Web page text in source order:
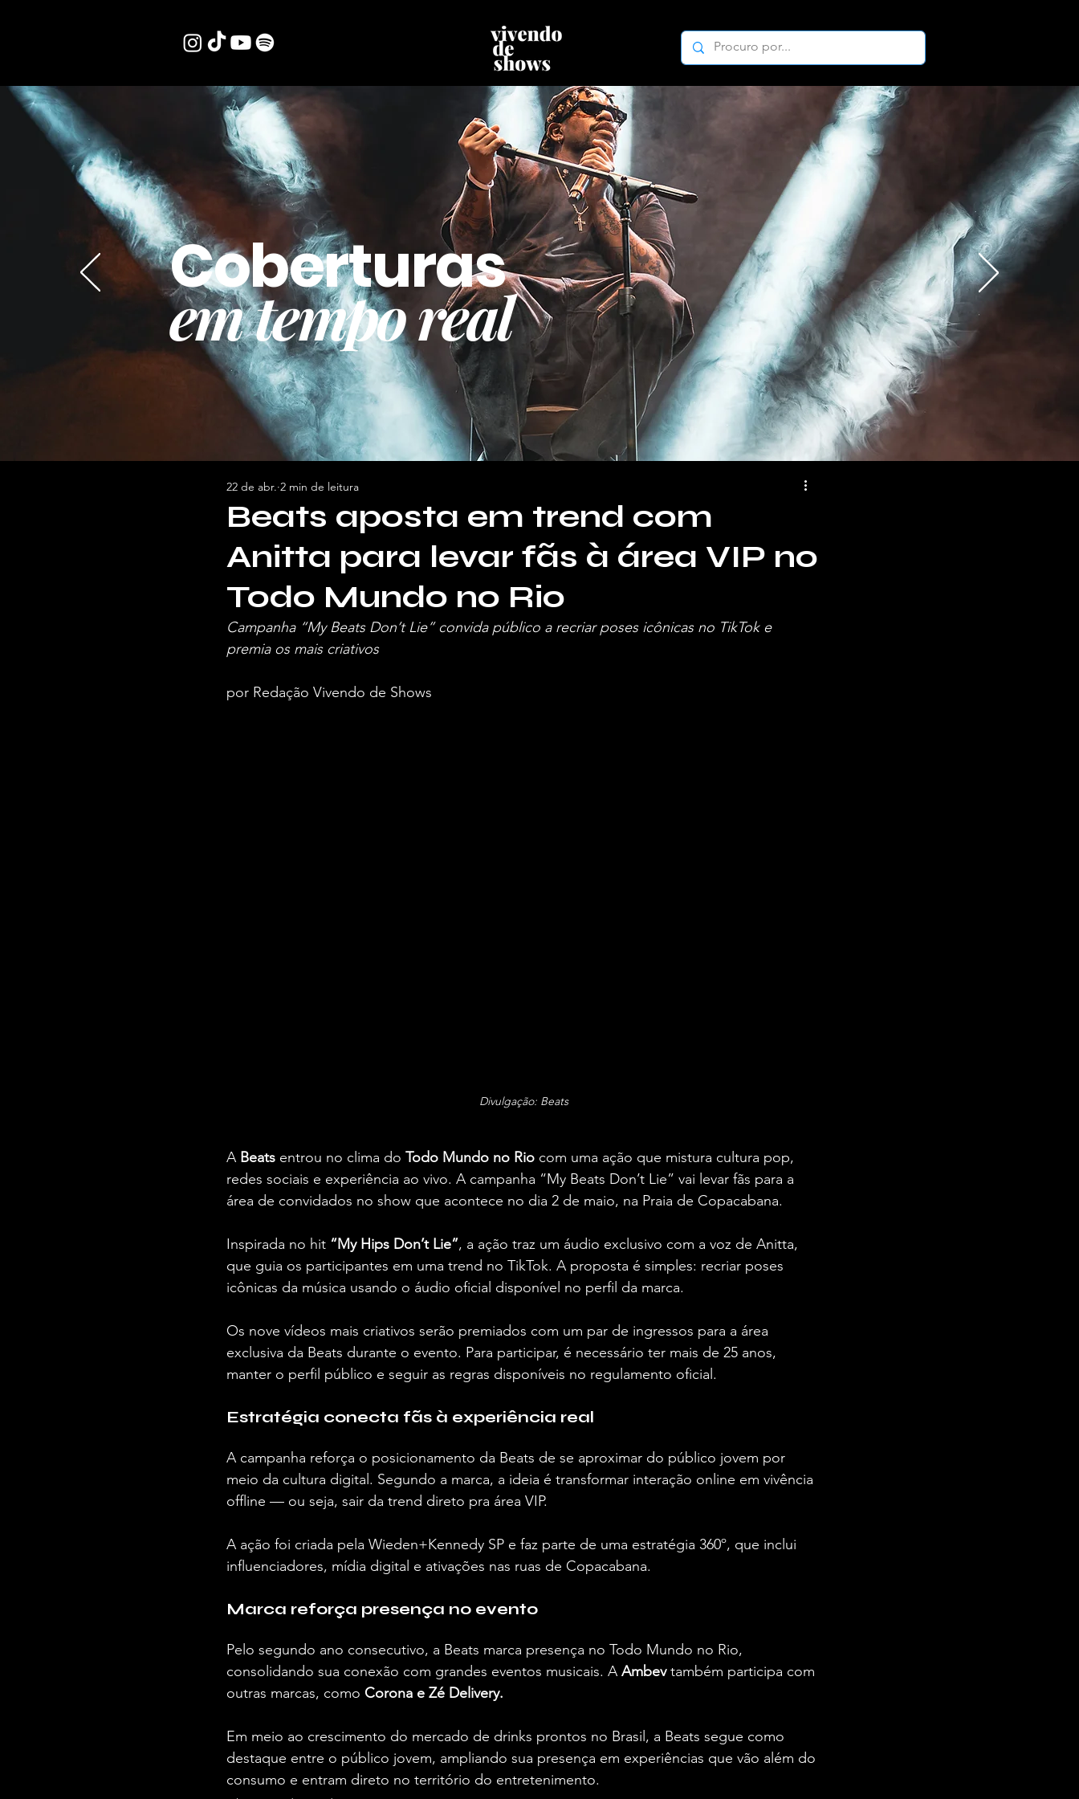
Coberturas
em tempo real
Beats aposta em trend com
Anitta para levar fãs à área VIP no
Todo Mundo no Rio
22 de abr. 2 min de leitura
Campanha “My Beats Don’t Lie” convida público a recriar poses icônicas no TikTok e
premia os mais criativos
por Redação Vivendo de Shows
Divulgação: Beats
A Beats entrou no clima do Todo Mundo no Rio com uma ação que mistura cultura pop,
redes sociais e experiência ao vivo. A campanha “My Beats Don’t Lie” vai levar fãs para a
área de convidados no show que acontece no dia 2 de maio, na Praia de Copacabana.
Inspirada no hit “My Hips Don’t Lie”, a ação traz um áudio exclusivo com a voz de Anitta,
que guia os participantes em uma trend no TikTok. A proposta é simples: recriar poses
icônicas da música usando o áudio oficial disponível no perfil da marca.
Os nove vídeos mais criativos serão premiados com um par de ingressos para a área
exclusiva da Beats durante o evento. Para participar, é necessário ter mais de 25 anos,
manter o perfil público e seguir as regras disponíveis no regulamento oficial.
Estratégia conecta fãs à experiência real
A campanha reforça o posicionamento da Beats de se aproximar do público jovem por
meio da cultura digital. Segundo a marca, a ideia é transformar interação online em vivência
offline — ou seja, sair da trend direto pra área VIP.
A ação foi criada pela Wieden+Kennedy SP e faz parte de uma estratégia 360º, que inclui
influenciadores, mídia digital e ativações nas ruas de Copacabana.
Marca reforça presença no evento
Pelo segundo ano consecutivo, a Beats marca presença no Todo Mundo no Rio,
consolidando sua conexão com grandes eventos musicais. A Ambev também participa com
outras marcas, como Corona e Zé Delivery.
Em meio ao crescimento do mercado de drinks prontos no Brasil, a Beats segue como
destaque entre o público jovem, ampliando sua presença em experiências que vão além do
consumo e entram direto no território do entretenimento.